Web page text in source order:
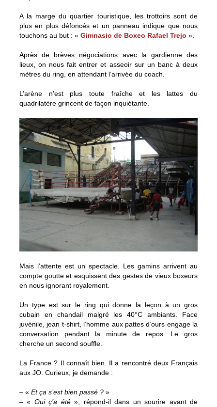
A la marge du quartier touristique, les trottoirs sont de
plus en plus défoncés et un panneau indique que nous
touchons au but : « Gimnasio de Boxeo Rafael Trejo ».
Après de brèves négociations avec la gardienne des
lieux, on nous fait entrer et asseoir sur un banc à deux
mètres du ring, en attendant l’arrivée du coach.
L’arène n’est plus toute fraîche et les lattes du
quadrilatère grincent de façon inquiétante.
Mais l’attente est un spectacle. Les gamins arrivent au
compte goutte et esquissent des gestes de vieux boxeurs
en nous ignorant royalement.
Un type est sur le ring qui donne la leçon à un gros
cubain en chandail malgré les 40°C ambiants. Face
juvénile, jean t-shirt, l’homme aux pattes d’ours engage la
conversation pendant la minute de repos. Le gros
cherche un second souffle.
La France ? Il connaît bien. Il a rencontré deux Français
aux JO. Curieux, je demande :
– « Et ça s’est bien passé ? »
– « Oui ç’a été», répond-il dans un sourire avant de